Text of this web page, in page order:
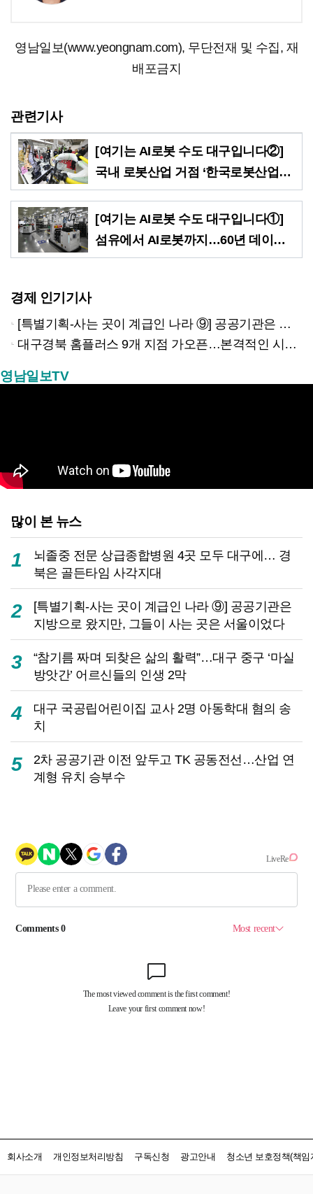
영남일보(www.yeongnam.com), 무단전재 및 수집, 재
배포금지
관련기사
[여기는 AI로봇 수도 대구입니다②]
국내 로봇산업 거점 ‘한국로봇산업진
흥원’
[여기는 AI로봇 수도 대구입니다①]
섬유에서 AI로봇까지…60년 데이터
의 힘
경제 인기기사
[특별기획-사는 곳이 계급인 나라 ⑨] 공공기관은 지방으로 왔지만, 그들이 사는 곳은 서울이었다
대구경북 홈플러스 9개 지점 가오픈…본격적인 시험대 올랐다
영남일보TV
많이 본 뉴스
1
뇌졸중 전문 상급종합병원 4곳 모두 대구에… 경
북은 골든타임 사각지대
2
[특별기획-사는 곳이 계급인 나라 ⑨] 공공기관은
지방으로 왔지만, 그들이 사는 곳은 서울이었다
3
“참기름 짜며 되찾은 삶의 활력”…대구 중구 ‘마실
방앗간’ 어르신들의 인생 2막
4
대구 국공립어린이집 교사 2명 아동학대 혐의 송
치
5
2차 공공기관 이전 앞두고 TK 공동전선…산업 연
계형 유치 승부수
회사소개 개인정보처리방침 구독신청 광고안내 청소년 보호정책(책임